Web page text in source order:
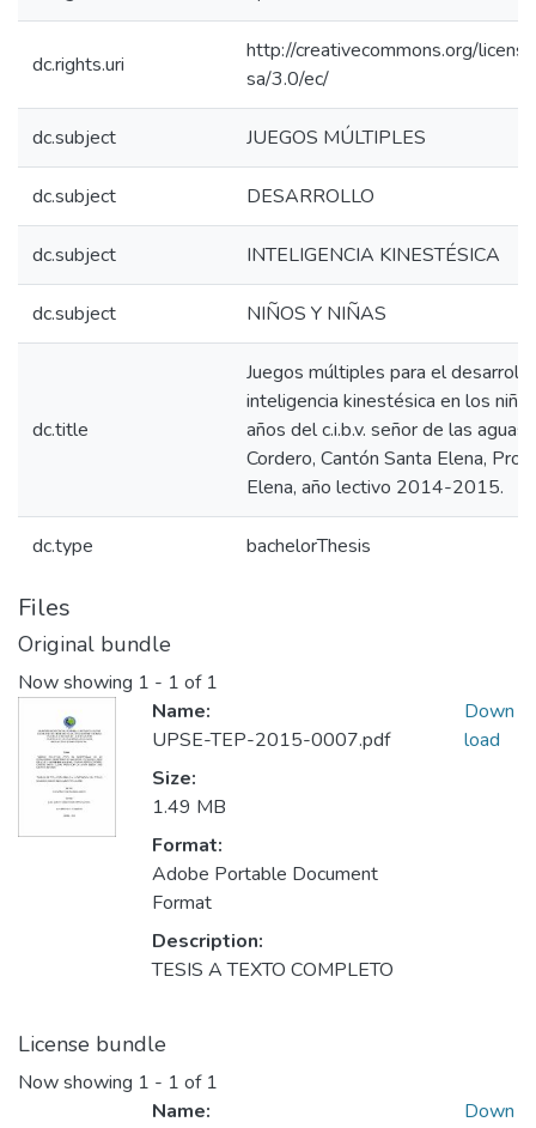
dc.rights.uri
http://creativecommons.org/
sa/3.0/ec/
dc.subject JUEGOS MÚLTIPLES
dc.subject DESARROLLO
dc.subject INTELIGENCIA KINESTÉSICA
dc.subject NIÑOS Y NIÑAS
dc.title
Juegos múltiples para el
inteligencia kinestésica en los
años del c.i.b.v. señor de las
Cordero, Cantón Santa Elena,
Elena, año lectivo 2014-2015.
dc.type bachelorThesis
Files
Original bundle
Now showing 1 - 1 of 1
Name:
UPSE-TEP-2015-0007.pdf
Size:
1.49 MB
Format:
Adobe Portable Document
Format
Description:
TESIS A TEXTO COMPLETO
Down
load
License bundle
Now showing 1 - 1 of 1
Name:
Down